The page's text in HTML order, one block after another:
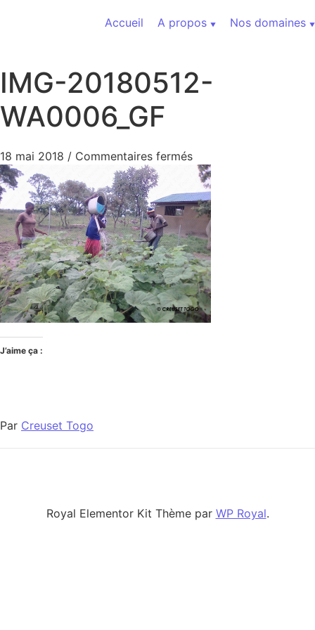
Accueil
A propos Nos domaines
IMG-20180512-
WA0006_GF
18 mai 2018 / Commentaires ferméssur IMG-20180512-
J’aime ça :
Par Creuset Togo
Royal Elementor Kit Thème par WP Royal.